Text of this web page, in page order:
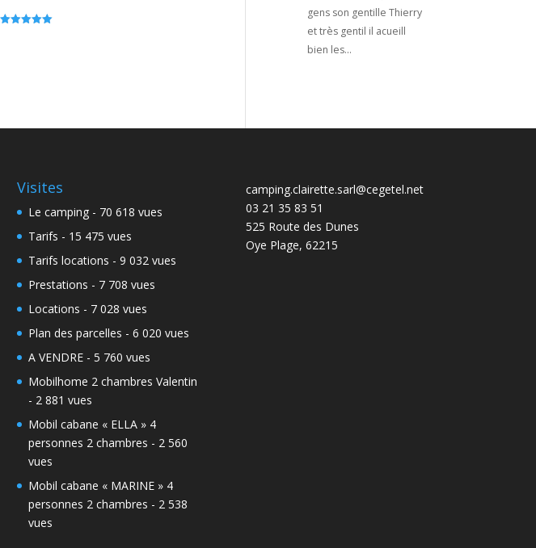
gens son gentille Thierry
et très gentil il acueill
bien les…
Visites
Le camping- 70 618 vues
Tarifs - 15 475 vues
Tarifs locations - 9 032 vues
Prestations - 7 708 vues
Locations - 7 028 vues
Plan des parcelles - 6 020 vues
A VENDRE- 5 760 vues
Mobilhome 2 chambres Valentin
- 2 881 vues
Mobil cabane « ELLA » 4
personnes 2 chambres - 2 560
vues
Mobil cabane « MARINE » 4
personnes 2 chambres - 2 538
vues
camping.clairette.sarl@cegetel.net
03 21 35 83 51
525 Route des Dunes
Oye Plage,62215